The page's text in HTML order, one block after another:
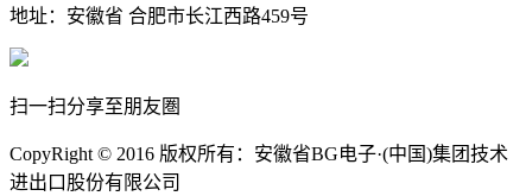
地址：安徽省 合肥市长江西路459号
扫一扫分享至朋友圏
CopyRight © 2016 版权所有：安徽省BG电子·(中国)集团技术
进出口股份有限公司